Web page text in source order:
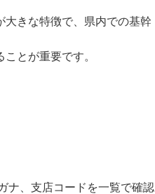
きな特徴で、県内での基幹
とが重要です。
ナ、支店コードを一覧で確認